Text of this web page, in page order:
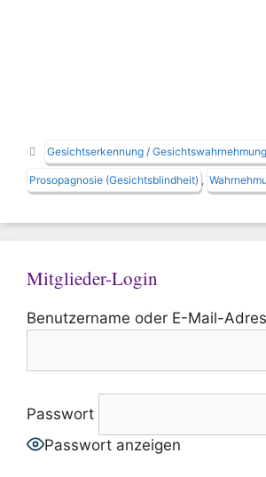
Schlagwörter
Gesichtserkennung / Gesichtswahrnehmung
Prosopagnosie (Gesichtsblindheit)
Mitglieder-Login
Benutzername oder E-Mail-
Passwort
Passwort anzeigen